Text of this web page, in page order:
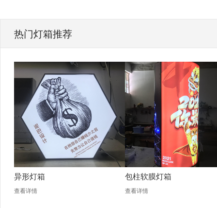
热门灯箱推荐
异形灯箱
查看详情
包柱软膜灯箱
查看详情